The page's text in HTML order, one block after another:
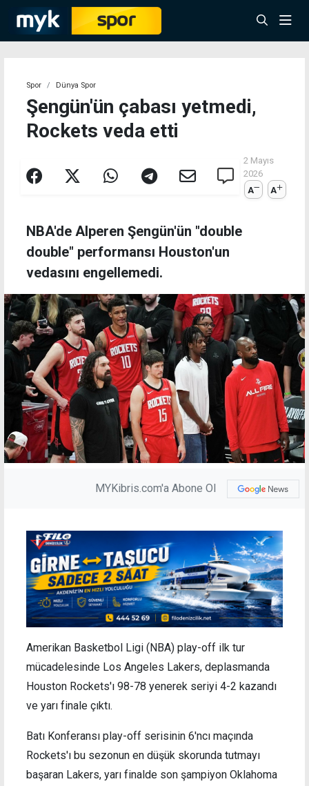
Spor Dünya Spor
Şengün'ün çabası yetmedi,
Rockets veda etti
2 Mayıs
2026
A
A
NBA'de Alperen Şengün'ün "double
double" performansı Houston'un
vedasını engellemedi.
MYKibris.com'a Abone Ol
Amerikan Basketbol Ligi (NBA) play-off ilk tur
mücadelesinde Los Angeles Lakers, deplasmanda
Houston Rockets'ı 98-78 yenerek seriyi 4-2 kazandı
ve yarı finale çıktı.
Batı Konferansı play-off serisinin 6'ncı maçında
Rockets'ı bu sezonun en düşük skorunda tutmayı
başaran Lakers, yarı finalde son şampiyon Oklahoma